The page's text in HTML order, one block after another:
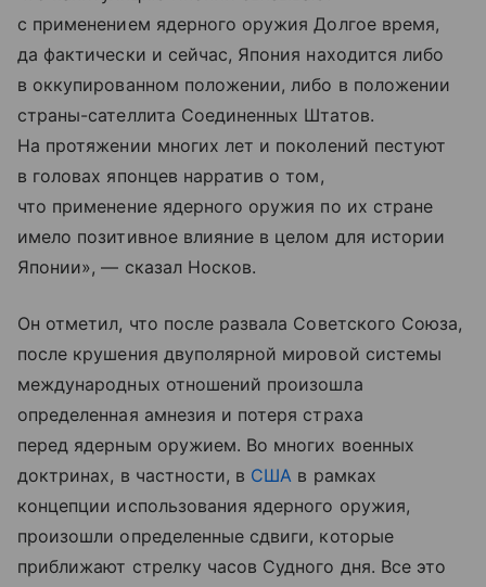
с применением ядерного оружия Долгое время,
да фактически и сейчас, Япония находится либо
в оккупированном положении, либо в положении
страны-сателлита Соединенных Штатов.
На протяжении многих лет и поколений пестуют
в головах японцев нарратив о том,
что применение ядерного оружия по их стране
имело позитивное влияние в целом для истории
Японии», — сказал Носков.
Он отметил, что после развала Советского Союза,
после крушения двуполярной мировой системы
международных отношений произошла
определенная амнезия и потеря страха
перед ядерным оружием. Во многих военных
доктринах, в частности, в США в рамках
концепции использования ядерного оружия,
произошли определенные сдвиги, которые
приближают стрелку часов Судного дня. Все это